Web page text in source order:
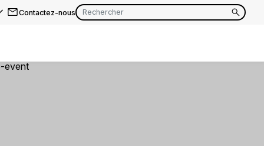
EN
Contactez-nous